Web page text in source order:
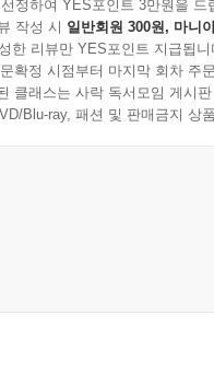
정하여 YES포인트 3만원을 드
작성 시 일반회원 300원, 마니
한 리뷰만 YES포인트 지급됩니
확정 시점부터 마지막 회차 주
클래스는 사락 독서모임 게시
Blu-ray, 패션 및 판매금지 상